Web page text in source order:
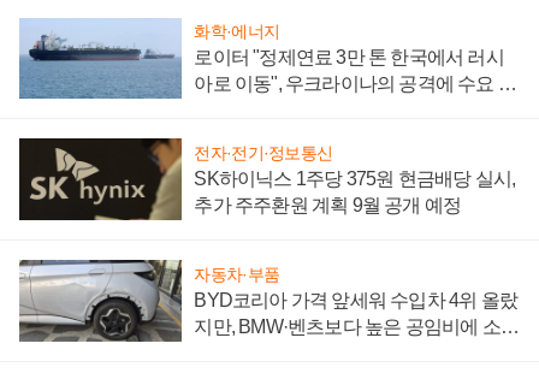
화학·에너지
로이터 "정제연료 3만 톤 한국에서 러시
아로 이동", 우크라이나의 공격에 수요 늘
전자·전기·정보통신
SK하이닉스 1주당 375원 현금배당 실시,
추가 주주환원 계획 9월 공개 예정
자동차·부품
BYD코리아 가격 앞세워 수입차 4위 올랐
지만, BMW·벤츠보다 높은 공임비에 소비